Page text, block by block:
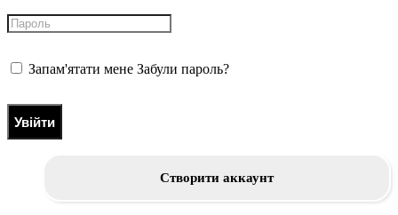
Запам'ятати мене Забули пароль?
Увійти
Створити аккаунт